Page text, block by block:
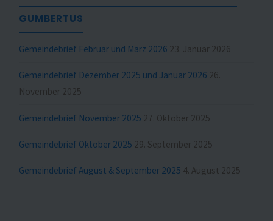
GUMBERTUS
Gemeindebrief Februar und März 2026 23. Januar 2026
Gemeindebrief Dezember 2025 und Januar 2026 26.
November 2025
Gemeindebrief November 2025 27. Oktober 2025
Gemeindebrief Oktober 2025 29. September 2025
Gemeindebrief August & September 2025 4. August 2025